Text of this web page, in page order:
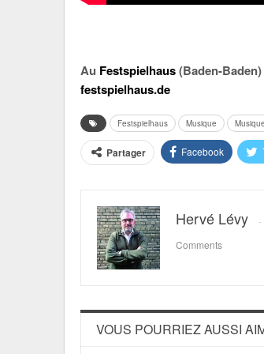
Au Festspielhaus(Baden-Baden)
festspielhaus.de
Festspielhaus Musique
Partager Facebook
Hervé Lévy
Comments
VOUS POURRIEZ AUSSI